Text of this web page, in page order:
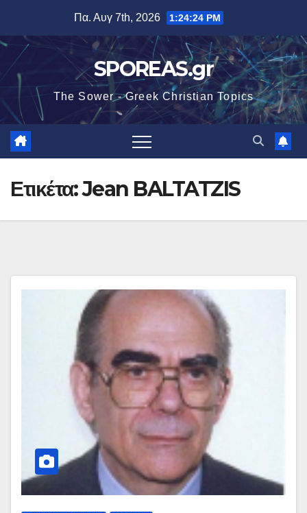
περιεχόμενο
Πα. Αυγ 7th, 2026 1:24:24 PM
SPOREAS.gr
The Sower - Greek Christian Topics
Ετικέτα:Jean BALTATZIS